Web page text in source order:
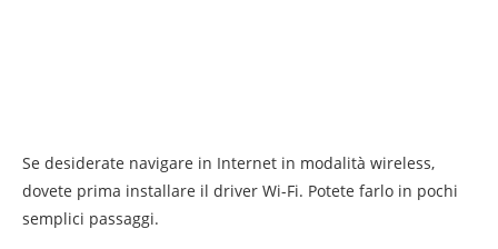
Se desiderate navigare in Internet in modalità wireless,
dovete prima installare il driver Wi-Fi. Potete farlo in pochi
semplici passaggi.